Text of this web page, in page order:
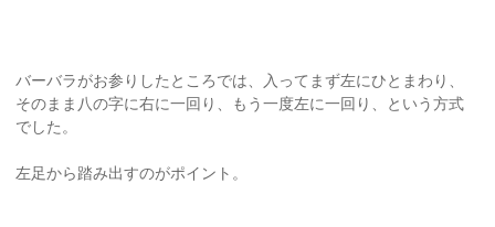
バーバラがお参りしたところでは、入ってまず左にひとまわり、
そのまま八の字に右に一回り、もう一度左に一回り、という方式
でした。
左足から踏み出すのがポイント。